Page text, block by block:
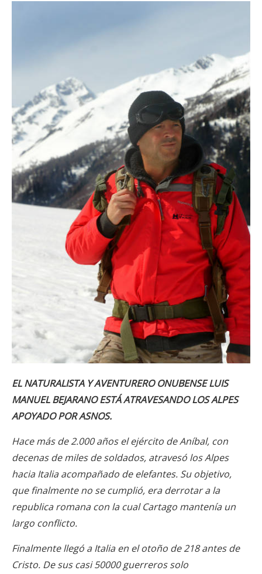
EL NATURALISTA Y AVENTURERO ONUBENSE LUIS
MANUEL BEJARANO ESTÁ ATRAVESANDO LOS ALPES
APOYADO POR ASNOS.
Hace más de 2.000 años el ejército de Aníbal, con
decenas de miles de soldados, atravesó los Alpes
hacia Italia acompañado de elefantes. Su objetivo,
que finalmente no se cumplió, era derrotar a la
republica romana con la cual Cartago mantenía un
largo conflicto.
Finalmente llegó a Italia en el otoño de 218 antes de
Cristo. De sus casi 50000 guerreros solo